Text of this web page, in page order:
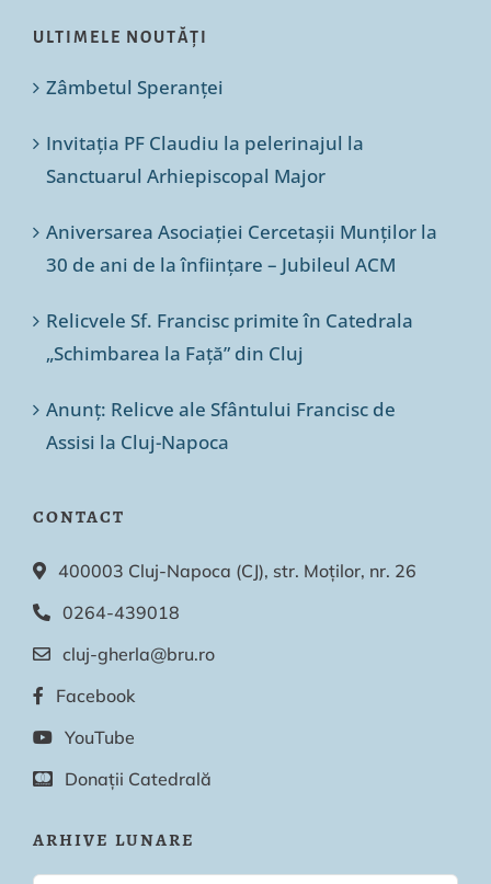
ULTIMELE NOUTĂȚI
Zâmbetul Speranței
Invitația PF Claudiu la pelerinajul la
Sanctuarul Arhiepiscopal Major
Aniversarea Asociației Cercetașii Munților la
30 de ani de la înființare – Jubileul ACM
Relicvele Sf. Francisc primite în Catedrala
„Schimbarea la Față” din Cluj
Anunț: Relicve ale Sfântului Francisc de
Assisi la Cluj-Napoca
CONTACT
400003 Cluj-Napoca (CJ), str. Moților, nr. 26
0264-439018
cluj-gherla@bru.ro
Facebook
YouTube
Donații Catedrală
ARHIVE LUNARE